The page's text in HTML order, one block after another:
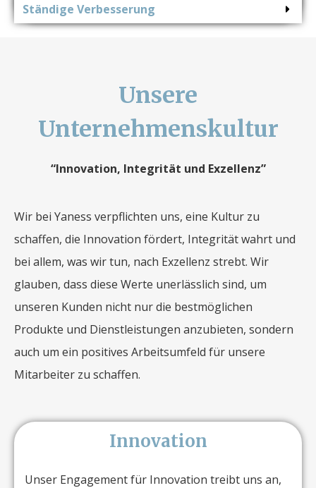
Ständige Verbesserung
Unsere
Unternehmenskultur
“Innovation, Integrität und Exzellenz”
Wir bei Yaness verpflichten uns, eine Kultur zu
schaffen, die Innovation fördert, Integrität wahrt und
bei allem, was wir tun, nach Exzellenz strebt. Wir
glauben, dass diese Werte unerlässlich sind, um
unseren Kunden nicht nur die bestmöglichen
Produkte und Dienstleistungen anzubieten, sondern
auch um ein positives Arbeitsumfeld für unsere
Mitarbeiter zu schaffen.
Innovation
Unser Engagement für Innovation treibt uns an,